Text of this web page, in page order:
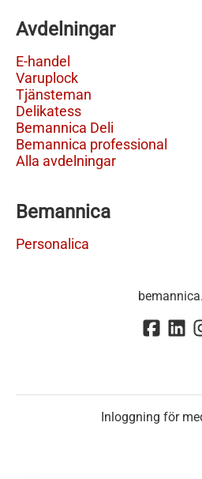
Avdelningar
E-handel
Varuplock
Tjänsteman
Delikatess
Bemannica Deli
Bemannica professional
Alla avdelningar
Bemannica
Personalica
Inloggning för